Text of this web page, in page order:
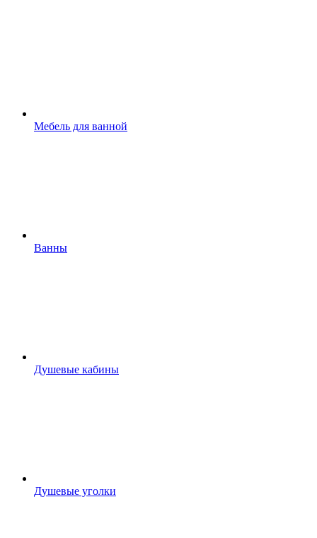
Мебель для ванной
Ванны
Душевые кабины
Душевые уголки